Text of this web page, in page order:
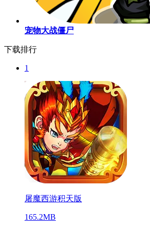
宠物大战僵尸
下载排行
1
屠魔西游积天版
165.2MB